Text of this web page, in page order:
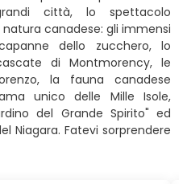
città, lo spettacolo
canadese: gli immensi
dello zucchero, lo
di Montmorency, le
la fauna canadese
unico delle Mille Isole,
del Grande Spirito" ed
Niagara. Fatevi sorprendere